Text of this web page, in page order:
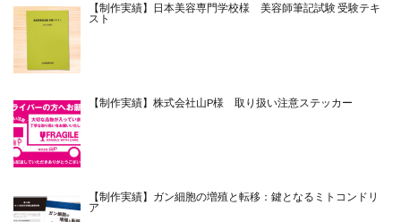
【制作実績】日本美容専門学校様 美容師筆記試験 受験テキ
スト
【制作実績】株式会社山P様 取り扱い注意ステッカー
【制作実績】ガン細胞の増殖と転移：鍵となるミトコンドリ
ア